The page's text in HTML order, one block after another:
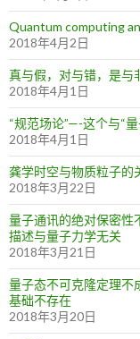
Quantum computing
2018年4月2日
真与假，对与错，是与
2018年4月1日
“规范场论”—-这个与“
2018年4月1日
龚学时空与物质粒子的
2018年3月22日
量子通讯的绝对保密
描述与量子力学无关
2018年3月21日
量子态不可克隆定理
基础不存在
2018年3月20日